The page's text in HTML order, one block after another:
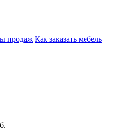
продаж Как заказать мебель